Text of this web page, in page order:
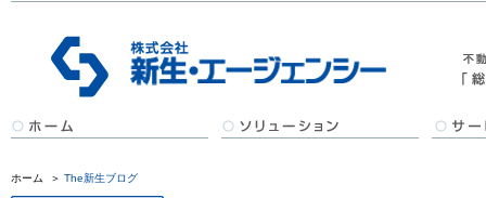
ホーム ＞ The新生ブログ